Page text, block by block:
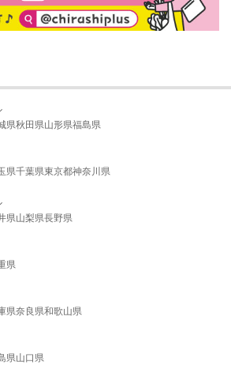
県秋田県山形県福島県
県千葉県東京都神奈川県
県山梨県長野県
県
県奈良県和歌山県
県山口県